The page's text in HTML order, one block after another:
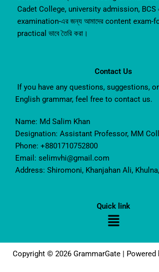
Cadet College, university admission, BCS
examination-এর জন্য আমাদের content exam-
practical ভাবে তৈরি করা।
Contact Us
If you have any questions, suggestions,
English grammar, feel free to contact us.
Name: Md Salim Khan
Designation: Assistant Professor, MM
Phone: +8801710752800
Email: selimvhi@gmail.com
Address: Shiromoni, Khanjahan Ali,
Quick link
Menu
Copyright © 2026 GrammarGate | Powered